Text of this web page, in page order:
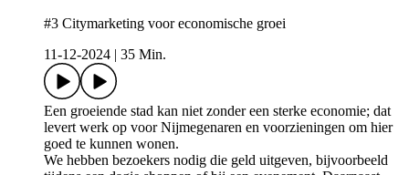
#3 Citymarketing voor economische groei
11-12-2024
35 Min.
Een groeiende stad kan niet zonder een sterke economie; dat
levert werk op voor Nijmegenaren en voorzieningen om hier
goed te kunnen wonen.
We hebben bezoekers nodig die geld uitgeven, bijvoorbeeld